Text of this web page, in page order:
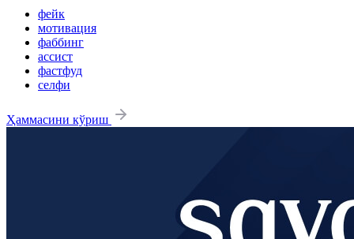
фейк
мотивация
фаббинг
ассист
фастфуд
селфи
Ҳаммасини кўриш